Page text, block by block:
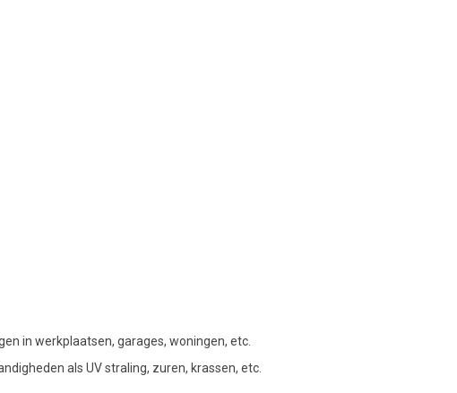
in werkplaatsen, garages, woningen, etc.
als UV straling, zuren, krassen, etc.